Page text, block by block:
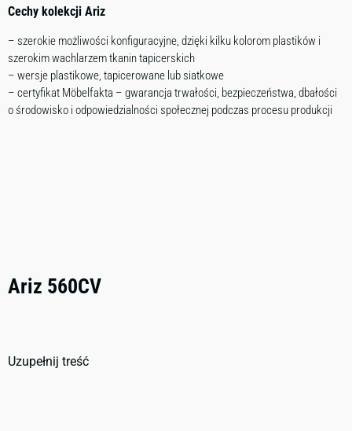
Cechy kolekcji Ariz
– szerokie możliwości konfiguracyjne, dzięki kilku kolorom plastików i
szerokim wachlarzem tkanin tapicerskich
– wersje plastikowe, tapicerowane lub siatkowe
– certyfikat Möbelfakta – gwarancja trwałości, bezpieczeństwa, dbałości
o środowisko i odpowiedzialności społecznej podczas procesu produkcji
Ariz 560CV
Uzupełnij treść